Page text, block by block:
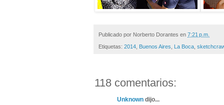
Publicado por Norberto Dorantes en 7:21 p.m.
Etiquetas: 2014 Buenos Aires La Boca
118 comentarios:
Unknown dijo...